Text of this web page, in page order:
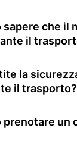
sapere che il
il
la
il trasporto?
prenotare un